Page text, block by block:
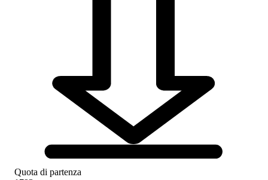
Quota di partenza